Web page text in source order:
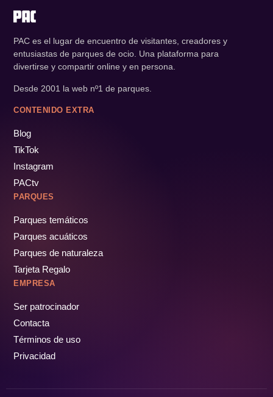
PAC es el lugar de encuentro de visitantes, creadores y
entusiastas de parques de ocio. Una plataforma para
divertirse y compartir online y en persona.
Desde 2001 la web nº1 de parques.
CONTENIDO EXTRA
Blog
TikTok
Instagram
PACtv
PARQUES
Parques temáticos
Parques acuáticos
Parques de naturaleza
Tarjeta Regalo
EMPRESA
Ser patrocinador
Contacta
Términos de uso
Privacidad